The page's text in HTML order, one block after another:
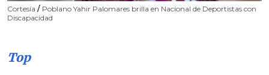
Cortesía / Poblano Yahir Palomares brilla en Nacional de Deportistas con
Discapacidad
Top